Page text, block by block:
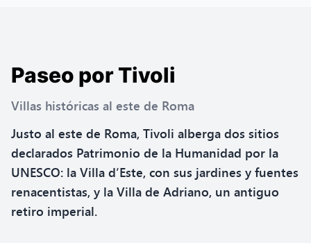
Paseo por Tivoli
Villas históricas al este de Roma
Justo al este de Roma, Tivoli alberga dos sitios
declarados Patrimonio de la Humanidad por la
UNESCO: la Villa d’Este, con sus jardines y fuentes
renacentistas, y la Villa de Adriano, un antiguo
retiro imperial.